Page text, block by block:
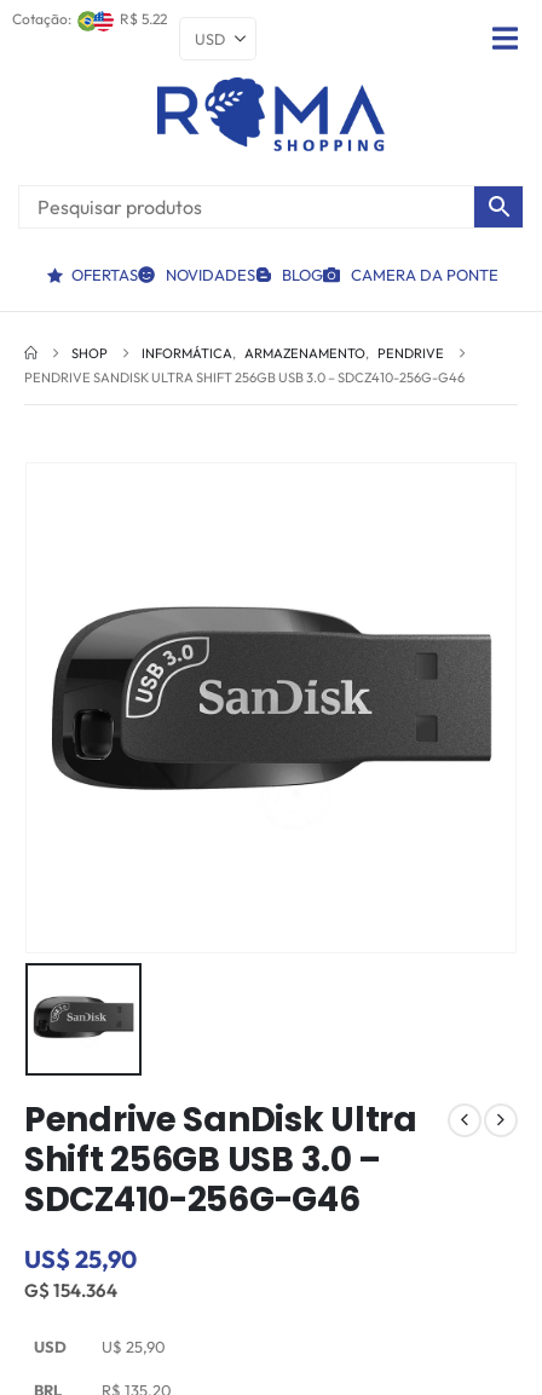
Cotação: R$ 5.22
OFERTAS NOVIDADES BLOG CAMERA DA PONTE
SHOP INFORMÁTICA, ARMAZENAMENTO, PENDRIVE
PENDRIVE SANDISK ULTRA SHIFT 256GB USB 3.0 – SDCZ410-256G-G46
Pendrive SanDisk Ultra
Shift 256GB USB 3.0 –
SDCZ410-256G-G46
US$ 25,90
G$ 154.364
USD U$ 25,90
BRL R$ 135,20